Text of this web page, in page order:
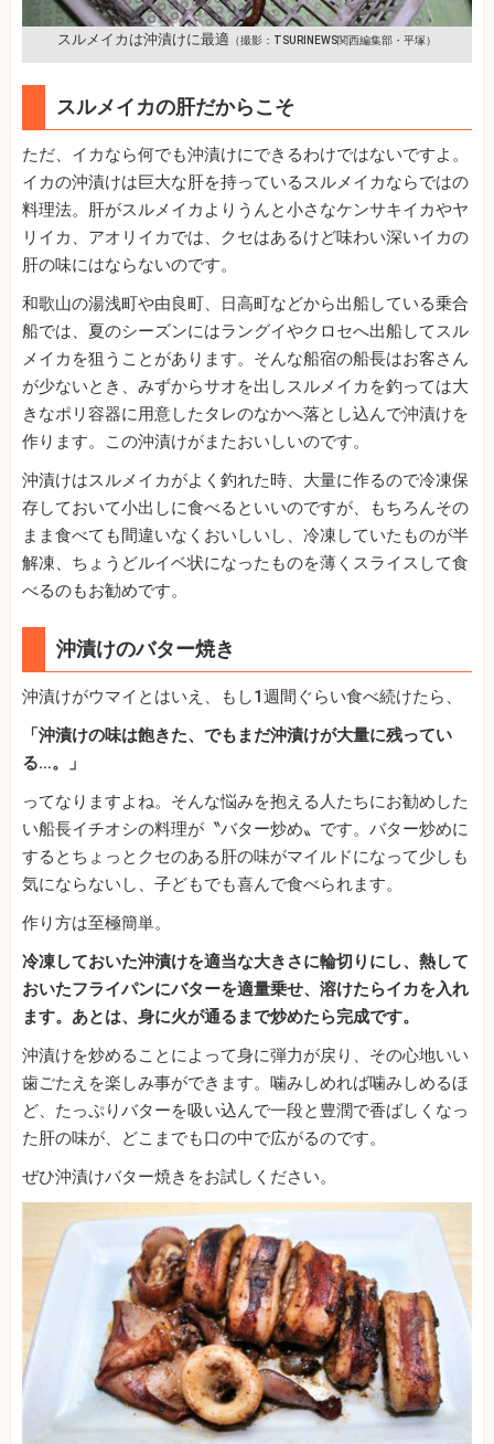
スルメイカは沖漬けに最適 （撮影：TSURINEWS関西編集部・平塚）
スルメイカの肝だからこそ
ただ、イカなら何でも沖漬けにできるわけではないですよ。
イカの沖漬けは巨大な肝を持っているスルメイカならではの
料理法。肝がスルメイカよりうんと小さなケンサキイカやヤ
リイカ、アオリイカでは、クセはあるけど味わい深いイカの
肝の味にはならないのです。
和歌山の湯浅町や由良町、日高町などから出船している乗合
船では、夏のシーズンにはラングイやクロセへ出船してスル
メイカを狙うことがあります。そんな船宿の船長はお客さん
が少ないとき、みずからサオを出しスルメイカを釣っては大
きなポリ容器に用意したタレのなかへ落とし込んで沖漬けを
作ります。この沖漬けがまたおいしいのです。
沖漬けはスルメイカがよく釣れた時、大量に作るので冷凍保
存しておいて小出しに食べるといいのですが、もちろんその
まま食べても間違いなくおいしいし、冷凍していたものが半
解凍、ちょうどルイベ状になったものを薄くスライスして食
べるのもお勧めです。
沖漬けのバター焼き
沖漬けがウマイとはいえ、もし1週間ぐらい食べ続けたら、
「沖漬けの味は飽きた、でもまだ沖漬けが大量に残ってい
る…。」
ってなりますよね。そんな悩みを抱える人たちにお勧めした
い船長イチオシの料理が〝バター炒め〟です。バター炒めに
するとちょっとクセのある肝の味がマイルドになって少しも
気にならないし、子どもでも喜んで食べられます。
作り方は至極簡単。
冷凍しておいた沖漬けを適当な大きさに輪切りにし、熱して
おいたフライパンにバターを適量乗せ、溶けたらイカを入れ
ます。あとは、身に火が通るまで炒めたら完成です。
沖漬けを炒めることによって身に弾力が戻り、その心地いい
歯ごたえを楽しみ事ができます。噛みしめれば噛みしめるほ
ど、たっぷりバターを吸い込んで一段と豊潤で香ばしくなっ
た肝の味が、どこまでも口の中で広がるのです。
ぜひ沖漬けバター焼きをお試しください。